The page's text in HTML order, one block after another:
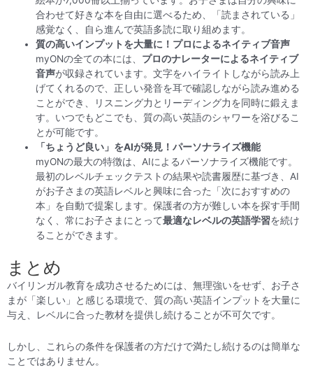
合わせて好きな本を自由に選べるため、「読まされている」
感覚なく、自ら進んで英語多読に取り組めます。
質の高いインプットを大量に！プロによるネイティブ音声
myONの全ての本には、 プロのナレーターによるネイティブ
音声が収録されています。文字をハイライトしながら読み上
げてくれるので、正しい発音を耳で確認しながら読み進める
ことができ、リスニング力とリーディング力を同時に鍛えま
す。いつでもどこでも、質の高い英語のシャワーを浴びるこ
とが可能です。
「ちょうど良い」をAIが発見！パーソナライズ機能
myONの最大の特徴は、AIによるパーソナライズ機能です。
最初のレベルチェックテストの結果や読書履歴に基づき、AI
がお子さまの英語レベルと興味に合った「次におすすめの
本」を自動で提案します。保護者の方が難しい本を探す手間
なく、常にお子さまにとって最適なレベルの英語学習を続け
ることができます。
まとめ
バイリンガル教育を成功させるためには、無理強いをせず、お子さ
まが「楽しい」と感じる環境で、質の高い英語インプットを大量に
与え、レベルに合った教材を提供し続けることが不可欠です。
しかし、これらの条件を保護者の方だけで満たし続けるのは簡単な
ことではありません。